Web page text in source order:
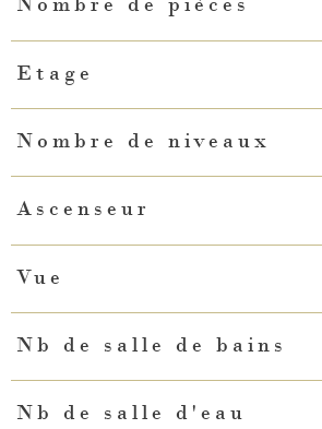
Etage
Nombre de niveaux
Ascenseur
Vue
Nb de salle de bains
Nb de salle d'eau